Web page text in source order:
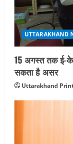
UTTARAKHAND
15 अगस्त तक ई-
सकता है असर
Uttarakhand